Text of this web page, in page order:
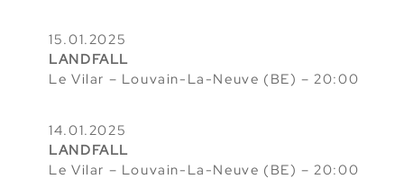
15.01.2025
LANDFALL
Le Vilar – Louvain-La-Neuve (BE) – 20:00
14.01.2025
LANDFALL
Le Vilar – Louvain-La-Neuve (BE) – 20:00